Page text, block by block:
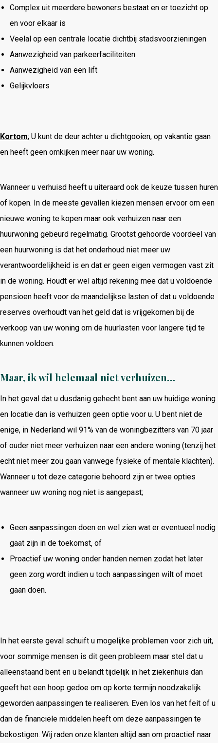
Complex uit meerdere bewoners bestaat en er toezicht op
en voor elkaar is
Veelal op een centrale locatie dichtbij stadsvoorzieningen
Aanwezigheid van parkeerfaciliteiten
Aanwezigheid van een lift
Gelijkvloers
Kortom; U kunt de deur achter u dichtgooien, op vakantie gaan
en heeft geen omkijken meer naar uw woning.
Wanneer u verhuisd heeft u uiteraard ook de keuze tussen huren
of kopen. In de meeste gevallen kiezen mensen ervoor om een
nieuwe woning te kopen maar ook verhuizen naar een
huurwoning gebeurd regelmatig. Grootst gehoorde voordeel van
een huurwoning is dat het onderhoud niet meer uw
verantwoordelijkheid is en dat er geen eigen vermogen vast zit
in de woning. Houdt er wel altijd rekening mee dat u voldoende
pensioen heeft voor de maandelijkse lasten of dat u voldoende
reserves overhoudt van het geld dat is vrijgekomen bij de
verkoop van uw woning om de huurlasten voor langere tijd te
kunnen voldoen.
Maar, ik wil helemaal niet verhuizen…
In het geval dat u dusdanig gehecht bent aan uw huidige woning
en locatie dan is verhuizen geen optie voor u. U bent niet de
enige, in Nederland wil 91% van de woningbezitters van 70 jaar
of ouder niet meer verhuizen naar een andere woning (tenzij het
echt niet meer zou gaan vanwege fysieke of mentale klachten).
Wanneer u tot deze categorie behoord zijn er twee opties
wanneer uw woning nog niet is aangepast;
Geen aanpassingen doen en wel zien wat er eventueel nodig
gaat zijn in de toekomst, of
Proactief uw woning onder handen nemen zodat het later
geen zorg wordt indien u toch aanpassingen wilt of moet
gaan doen.
In het eerste geval schuift u mogelijke problemen voor zich uit,
voor sommige mensen is dit geen probleem maar stel dat u
alleenstaand bent en u belandt tijdelijk in het ziekenhuis dan
geeft het een hoop gedoe om op korte termijn noodzakelijk
geworden aanpassingen te realiseren. Even los van het feit of u
dan de financiële middelen heeft om deze aanpassingen te
bekostigen. Wij raden onze klanten altijd aan om proactief naar